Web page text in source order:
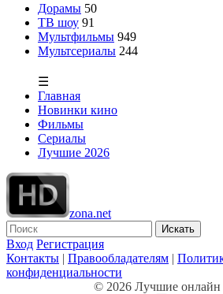
Дорамы 50
ТВ шоу 91
Мультфильмы 949
Мультсериалы 244
☰
Главная
Новинки кино
Фильмы
Сериалы
Лучшие 2026
zona.net
Искать
Вход Регистрация
Контакты | Правообладателям |
конфиденциальности
© 2026 Лучшие